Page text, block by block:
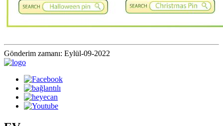
Gönderim zamanı: Eylül-09-2022